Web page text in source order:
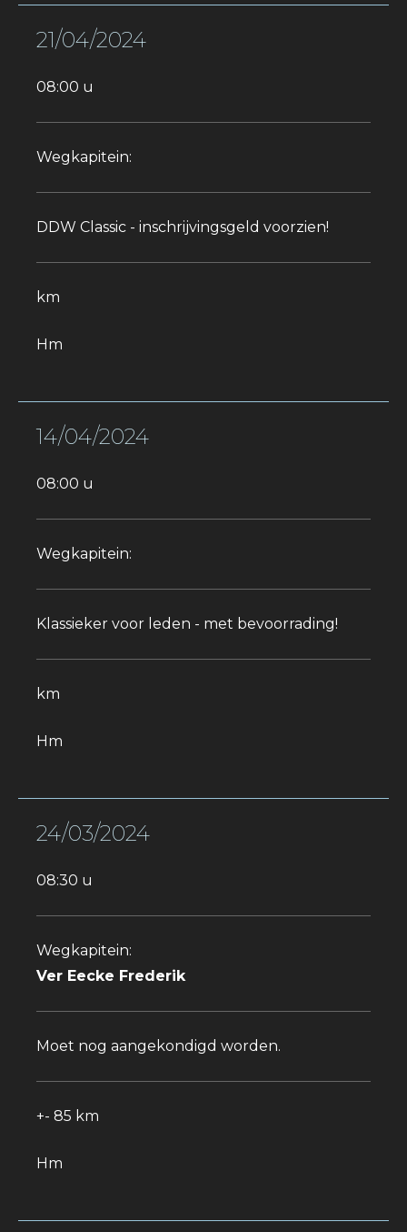
21/04/2024
08:00 u
Wegkapitein:
DDW Classic - inschrijvingsgeld voorzien!
km
Hm
14/04/2024
08:00 u
Wegkapitein:
Klassieker voor leden - met bevoorrading!
km
Hm
24/03/2024
08:30 u
Wegkapitein:
Ver Eecke Frederik
Moet nog aangekondigd worden.
+- 85 km
Hm